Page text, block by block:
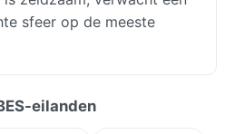
sfeer op de meeste
eilanden